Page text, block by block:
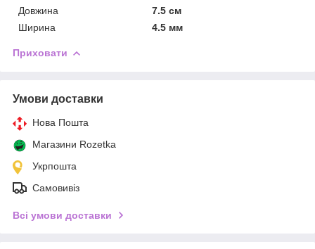
Довжина
7.5 см
Ширина
4.5 мм
Приховати
Умови доставки
Нова Пошта
Магазини Rozetka
Укрпошта
Самовивіз
Всі умови доставки